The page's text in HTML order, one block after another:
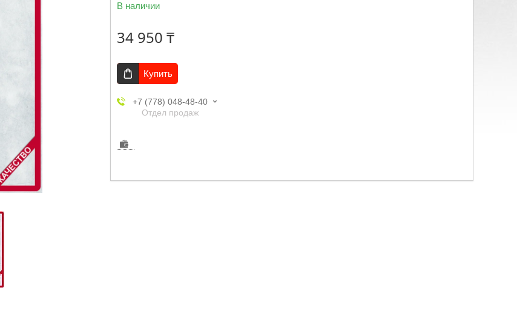
В наличии
34 950 ₸
Купить
+7 (778) 048-48-40
Отдел продаж